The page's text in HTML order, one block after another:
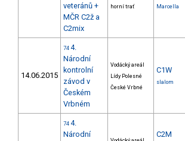
veteránů +
MČR C2ž a
C2mix
horní trať
Marcella
14.06.2015
74 4.
Národní
kontrolní
závod v
Českém
Vrbném
Vodácký areál
Lídy Polesné
České Vrbné
C1W
slalom
74 4.
Národní
C2M